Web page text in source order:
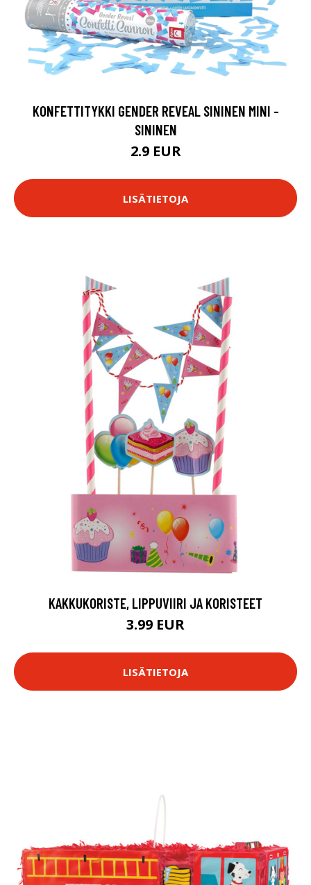
KONFETTITYKKI GENDER REVEAL SININEN MINI -
SININEN
2.9 EUR
LISÄTIETOJA
KAKKUKORISTE, LIPPUVIIRI JA KORISTEET
3.99 EUR
LISÄTIETOJA